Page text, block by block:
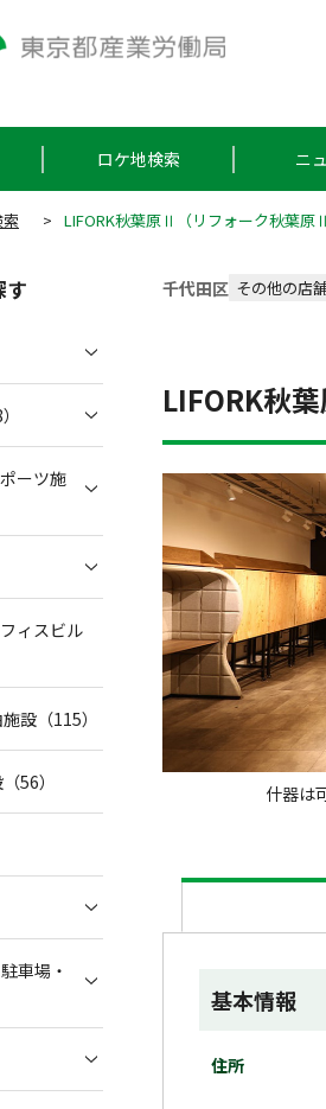
ロケ地検索 ニ
> LIFORK秋葉原Ⅱ（リフォーク秋葉原Ⅱ
千代田区 その他の店
LIFORK秋
什器は
基本情報
住所
す
ーツ施
ィスビル
設 （115）
（56）
車場・